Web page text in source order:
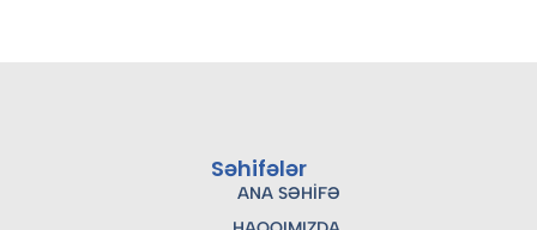
Səhifələr
ANA SƏHIFƏ